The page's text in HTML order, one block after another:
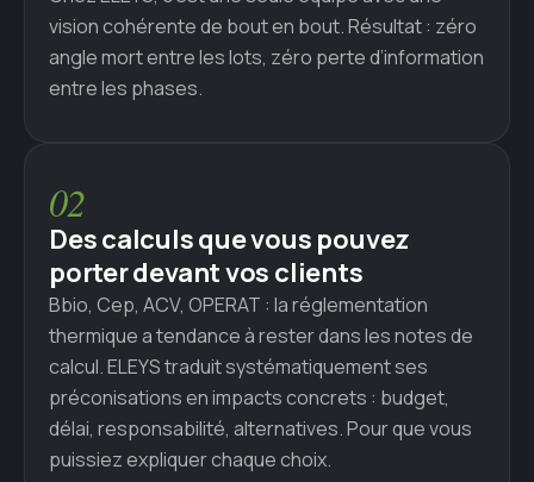
vision cohérente de bout en bout. Résultat : zéro
angle mort entre les lots, zéro perte d’information
entre les phases.
02
Des calculs que vous pouvez
porter devant vos clients
Bbio, Cep, ACV, OPERAT : la réglementation
thermique a tendance à rester dans les notes de
calcul. ELEYS traduit systématiquement ses
préconisations en impacts concrets : budget,
délai, responsabilité, alternatives. Pour que vous
puissiez expliquer chaque choix.